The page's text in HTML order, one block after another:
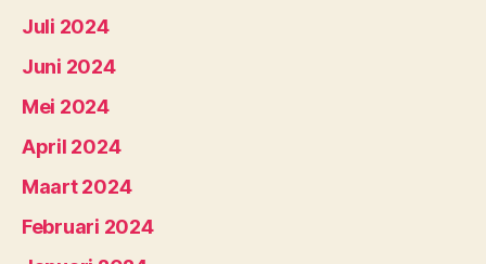
Juli 2024
Juni 2024
Mei 2024
April 2024
Maart 2024
Februari 2024